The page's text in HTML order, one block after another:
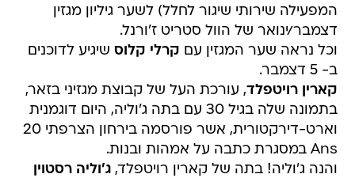
המפעילה שירותי שיגור לחלל) לשער גיליון מגזין
דצמבר/ינואר של הוול סטריט ז'ורנל.
וכל נראה שער המגזין עם קרלי קלוס שיגיע לדוכנים
ב- 5 דצמבר.
קארין רויטפלד, עורכת העל של קבוצת מגזיני בזאר,
בתמונה שלה בגיל 30 עם בתה ג'וליה, היום דוגמנית
וארט-דירקטורית, אשר פורסמה בירחון הצרפתי 20
Ans במסגרת כתבה על אמהות ובנות.
והנה ג'וליה! בתה של קארין רויטפלד,ג'וליה רסטוין